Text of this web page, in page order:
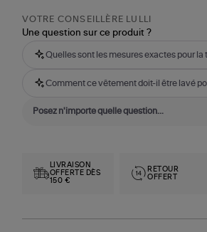
VOTRE CONSEILLÈRE LULLI
Une question sur ce produit ?
Quelles sont les mesures exactes pour la
Comment ce vêtement doit-il être lavé
LIVRAISON
OFFERTE DÈS
150 €
RETOUR
OFFERT